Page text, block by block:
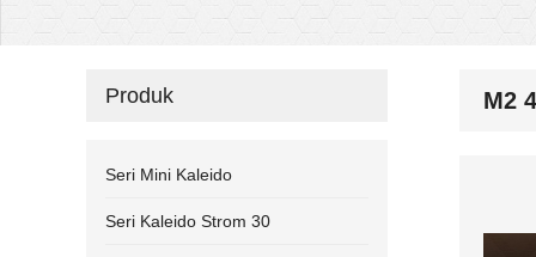
M2
Produk
Seri Mini Kaleido
Seri Kaleido Strom 30